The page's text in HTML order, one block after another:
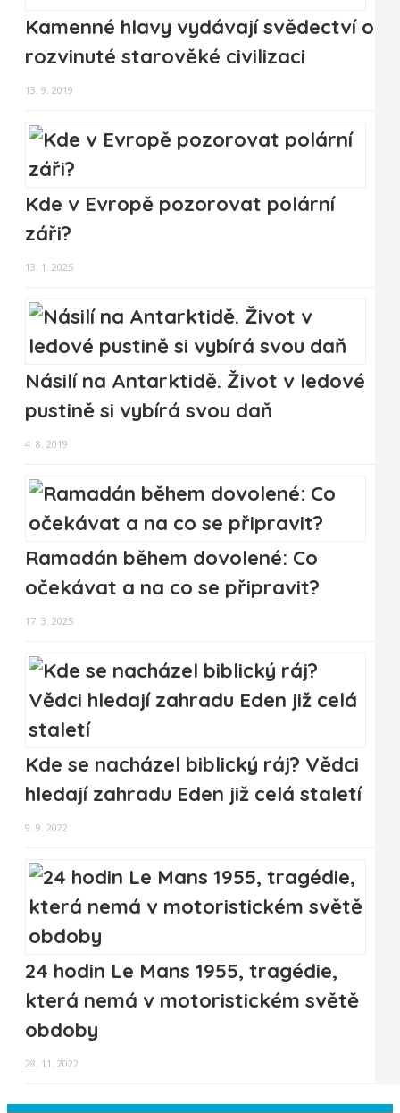
Kamenné hlavy vydávají svědectví o
rozvinuté starověké civilizaci
13. 9. 2019
Kde v Evropě pozorovat polární
záři?
13. 1. 2025
Násilí na Antarktidě. Život v ledové
pustině si vybírá svou daň
4. 8. 2019
Ramadán během dovolené: Co
očekávat a na co se připravit?
17. 3. 2025
Kde se nacházel biblický ráj? Vědci
hledají zahradu Eden již celá staletí
9. 9. 2022
24 hodin Le Mans 1955, tragédie,
která nemá v motoristickém světě
obdoby
28. 11. 2022